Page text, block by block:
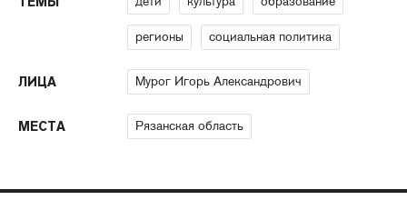
регионы социальная политика
ЛИЦА Мурог Игорь Александрович
МЕСТА Рязанская область